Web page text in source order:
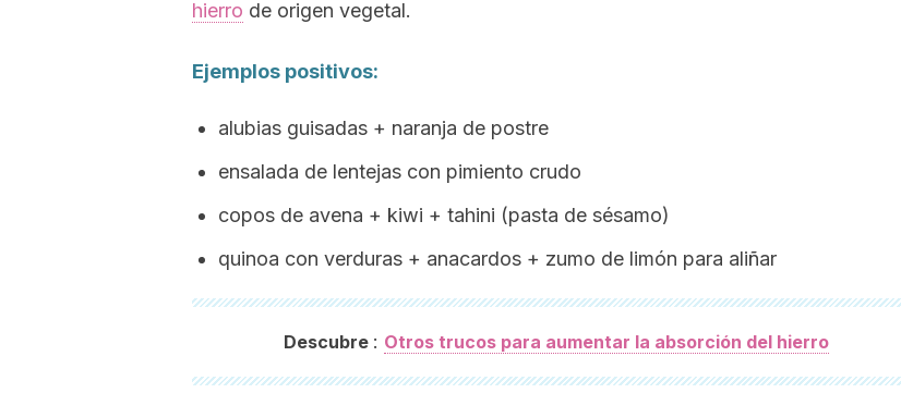
hierro de origen vegetal.
Ejemplos positivos:
alubias guisadas + naranja de postre
ensalada de lentejas con pimiento crudo
copos de avena + kiwi + tahini (pasta de sésamo)
quinoa con verduras + anacardos + zumo de limón para aliñar
Descubre : Otros trucos para aumentar la absorción del hierro